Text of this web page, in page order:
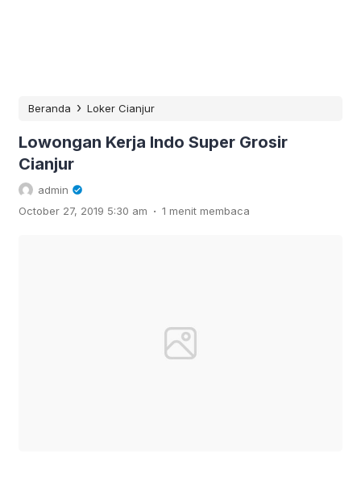
Beranda › Loker Cianjur
Lowongan Kerja Indo Super Grosir
Cianjur
admin
October 27, 2019 5:30 am . 1 menit membaca